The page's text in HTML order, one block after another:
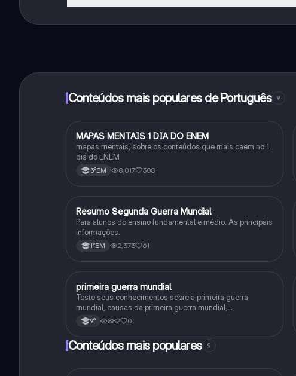
funcionalidades da aplicação, pode adquirir o Knowunity Pro.
Conteúdos mais populares de Português 9
Português
MAPAS MENTAIS 1 DIA DO ENEM
mapas mentais, sobre os conteúdos que mais caem no 1
dia do ENEM
3°EM 8,017 308
História
Resumo Segunda Guerra Mundial
Para alunos do ensino fundamental e médio. As principais
informações.
1°EM 2,373 61
História
primeira guerra mundial
Teste seus conhecimentos sobre a primeira guerra
mundial, causas da primeira guerra mundial,
consequências da Primeira Guerra Mundial,fases da
primeira guerra mundial
9° 882 0
Conteúdos mais populares 9